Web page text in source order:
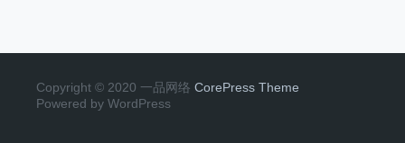
Copyright © 2020 一品网络 CorePress Theme
Powered by WordPress